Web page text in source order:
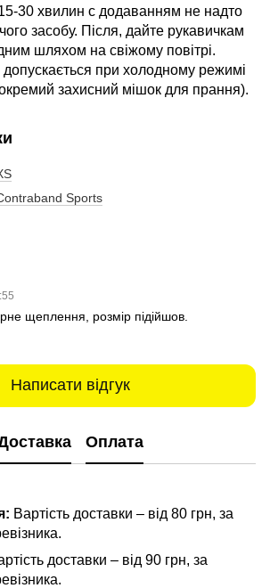
30 хвилин c додаванням не надто
засобу. Після, дайте рукавичкам
шляхом на свіжому повітрі.
при холодному режимі
захисний мішок для прання).
Sports
щеплення, розмір підійшов.
Написати відгук
Оплата
Вартість доставки – від 80 грн, за
доставки – від 90 грн, за